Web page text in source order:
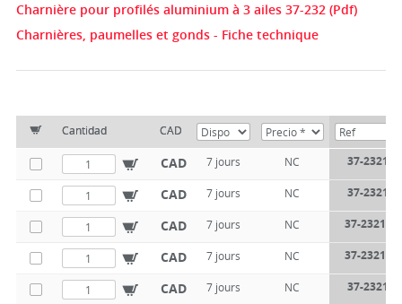
Charnière pour profilés aluminium à 3 ailes 37-232 (Pdf)
Charnières, paumelles et gonds - Fiche technique
Cantidad CAD
CAD 7 jours NC 37-2321-
CAD 7 jours NC 37-2321-
CAD 7 jours NC 37-2321-
CAD 7 jours NC 37-2321-
CAD 7 jours NC 37-2321-